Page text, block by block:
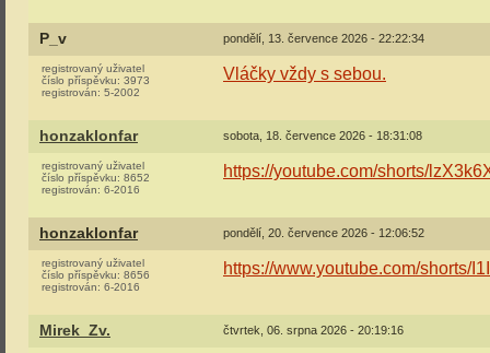
P_v pondělí, 13. července 2026 - 22:22:34
registrovaný uživatel
číslo příspěvku: 3973
registrován: 5-2002
Vláčky vždy s sebou.
honzaklonfar sobota, 18. července 2026 - 18:31:08
registrovaný uživatel
číslo příspěvku: 8652
registrován: 6-2016
https://youtube.com/shorts/
honzaklonfar pondělí, 20. července 2026 - 12:06:52
registrovaný uživatel
číslo příspěvku: 8656
registrován: 6-2016
https://www.youtube.com/shorts/
Mirek_Zv. čtvrtek, 06. srpna 2026 - 20:19:16